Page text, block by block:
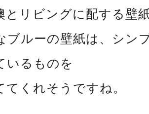
とリビングに配する壁
ブルーの壁紙は、シン
いるものを
てくれそうですね。